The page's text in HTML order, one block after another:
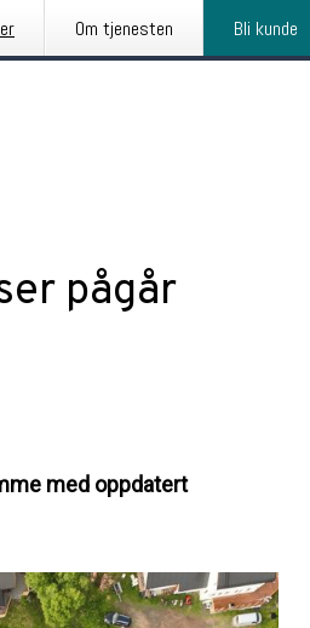
Om tjenesten Bli kunde
pågår
med oppdatert